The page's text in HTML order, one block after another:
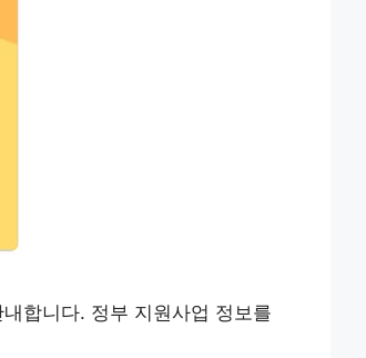
합니다. 정부 지원사업 정보를